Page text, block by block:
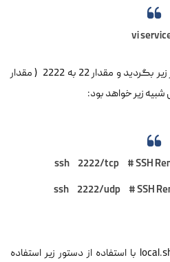
vi
فایل را باز کرده و به دنبال مقدار زیر بگردید و مقدار 22 به 2222 ( مقدار
شبیه زیر خواهد بود:
ssh 2222/tcp # SSH
ssh 2222/udp # SSH
در این مرحله می بایست فایل local.sh با استفاده از دستور زیر استفاده